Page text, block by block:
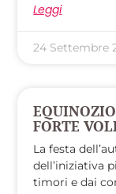
Leggi
24 Settembre
FORTE
La festa
dell’iniziativa
timori e dai